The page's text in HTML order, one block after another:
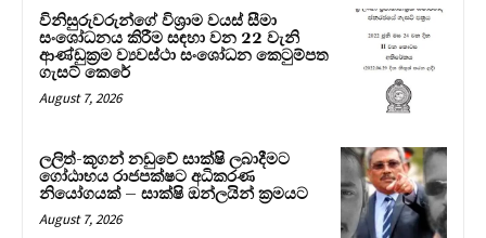
විනිසුරුවරුන්ගේ විශ්‍රාම වයස් සීමා
සංශෝධනය කිරීම සඳහා වන 22 වැනි
ආණ්ඩුක්‍රම ව්‍යවස්ථා සංශෝධන කෙටුම්පත
ගැසට් කෙරේ
August 7, 2026
ලලිත්-කූගන් නඩුවේ සාක්ෂි ලබාදීමට
ගෝඨාභය රාජපක්ෂට අධිකරණ
නියෝගයක් – සාක්ෂි ඔන්ලයින් ක්‍රමයට
August 7, 2026